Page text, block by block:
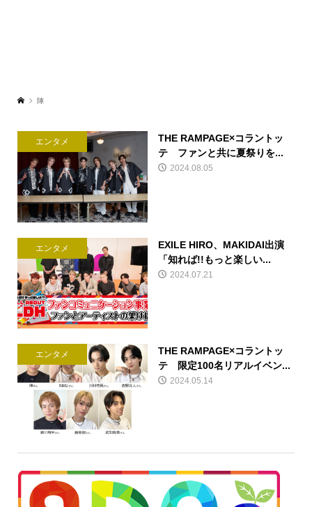
陣
エンタメ
THE RAMPAGE×コラントッ
テ ファンと共に夏祭りを...
2024.08.05
エンタメ
EXILE HIRO、MAKIDAI出演
「知れば!!もっと楽しい...
2024.07.21
エンタメ
THE RAMPAGE×コラントッ
テ 限定100名リアルイベン...
2024.05.14